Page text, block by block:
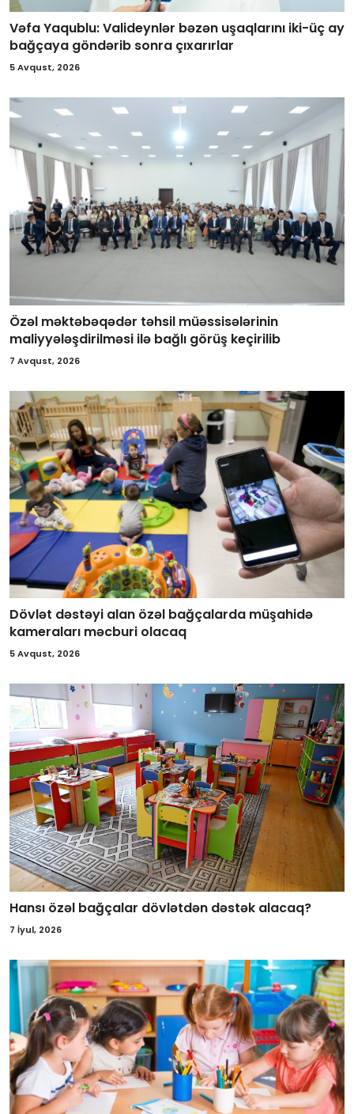
Vəfa Yaqublu: Valideynlər bəzən uşaqlarını iki-üç ay
bağçaya göndərib sonra çıxarırlar
5 Avqust, 2026
Özəl məktəbəqədər təhsil müəssisələrinin
maliyyələşdirilməsi ilə bağlı görüş keçirilib
7 Avqust, 2026
Dövlət dəstəyi alan özəl bağçalarda müşahidə
kameraları məcburi olacaq
5 Avqust, 2026
Hansı özəl bağçalar dövlətdən dəstək alacaq?
7 İyul, 2026